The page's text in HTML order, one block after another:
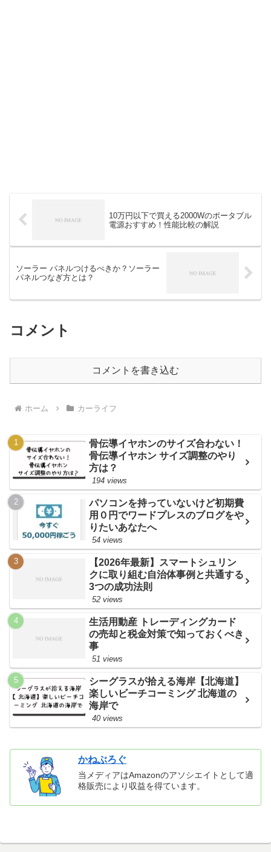
10万円以下で買える2000Wのポータブル
電源おすすめ！性能比較の解説
ソーラー パネルつけるべきか？ソーラー
パネルつなぎ方とは？
コメント
コメントを書き込む
ホーム カーライフ
骨伝導イヤホンのサイズ合わない！
骨伝導イヤホン サイズ調整のやり
方は？
194 views
パソコンを持っていないけど初期費
用０円でワードプレスのブログをや
りたいあなたへ
54 views
【2026年最新】スマートシュリン
クに取り組む自治体事例と共通する
3つの成功法則
52 views
生活用動産 トレーディングカード
の売却と税金対策で知っておくべき
事
51 views
シーグラスが拾える海岸【北海道】
楽しいビーチコーミング 北海道の
海岸で
40 views
かねぶろぐ
当メディアはAmazonのアソシエイトとして適
格販売により収益を得ています。